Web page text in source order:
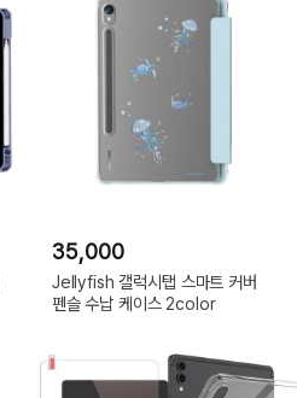
35,000
Jellyfish 갤럭시탭 스마트 커버
펜슬 수납 케이스 2color